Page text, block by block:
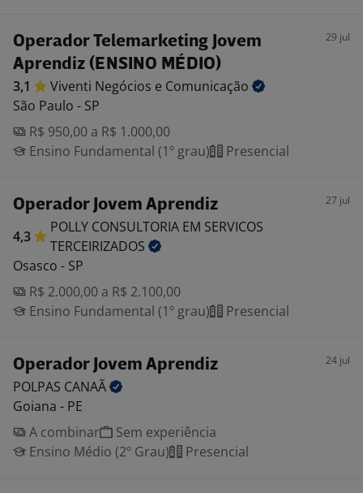
Operador Telemarketing Jovem
Aprendiz (ENSINO MÉDIO)
29 jul
3,1 Viventi Negócios e Comunicação
São Paulo - SP
R$ 950,00 a R$ 1.000,00
Ensino Fundamental (1º grau)
Presencial
Operador Jovem Aprendiz 27 jul
4,3
POLLY CONSULTORIA EM SERVICOS
TERCEIRIZADOS
Osasco - SP
R$ 2.000,00 a R$ 2.100,00
Ensino Fundamental (1º grau)
Presencial
Operador Jovem Aprendiz 24 jul
POLPAS CANAÃ
Goiana - PE
A combinar
Sem experiência
Ensino Médio (2º Grau)
Presencial